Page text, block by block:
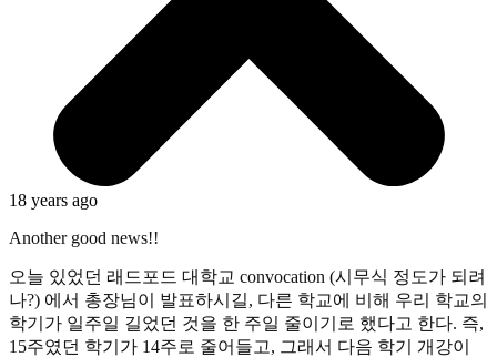
18 years ago
Another good news!!
오늘 있었던 래드포드 대학교 convocation (시무식 정도가 되려
나?) 에서 총장님이 발표하시길, 다른 학교에 비해 우리 학교의
학기가 일주일 길었던 것을 한 주일 줄이기로 했다고 한다. 즉,
15주였던 학기가 14주로 줄어들고, 그래서 다음 학기 개강이